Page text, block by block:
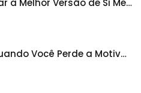
Como Se Tornar a Melhor Versão de Si Mesmo
O Que Fazer Quando Você Perde a Motivação?